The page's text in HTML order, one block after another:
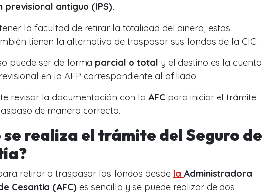
previsional antiguo (IPS).
la facultad de retirar la totalidad del dinero, estas
tienen la alternativa de traspasar sus fondos de la CIC.
puede ser de forma parcial o total y el destino es la cuenta
en la AFP correspondiente al afiliado.
revisar la documentación con la AFC para iniciar el trámite
de manera correcta.
se realiza el trámite del Seguro de
retirar o traspasar los fondos desde la Administradora
Cesantía (AFC) es sencillo y se puede realizar de dos